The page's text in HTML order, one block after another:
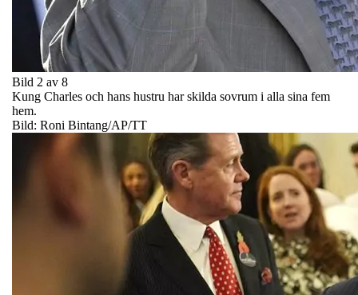
Bild 2 av 8
Kung Charles och hans hustru har skilda sovrum i alla sina fem
hem.
Bild: Roni Bintang/AP/TT